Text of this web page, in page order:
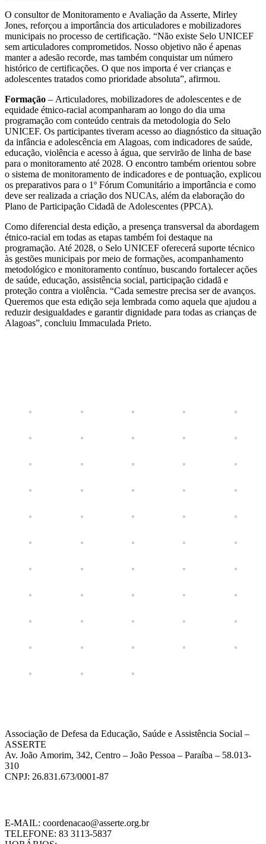
O consultor de Monitoramento e Avaliação da Asserte, Mirley
Jones, reforçou a importância dos articuladores e mobilizadores
municipais no processo de certificação. “Não existe Selo UNICEF
sem articuladores comprometidos. Nosso objetivo não é apenas
manter a adesão recorde, mas também conquistar um número
histórico de certificações. O que nos importa é ver crianças e
adolescentes tratados como prioridade absoluta”, afirmou.
Formação – Articuladores, mobilizadores de adolescentes e de
equidade étnico-racial acompanharam ao longo do dia uma
programação com conteúdo centrais da metodologia do Selo
UNICEF. Os participantes tiveram acesso ao diagnóstico da situação
da infância e adolescência em Alagoas, com indicadores de saúde,
educação, violência e acesso à água, que servirão de linha de base
para o monitoramento até 2028. O encontro também orientou sobre
o sistema de monitoramento de indicadores e de pontuação, explicou
os preparativos para o 1º Fórum Comunitário a importância e como
deve ser realizada a criação dos NUCAs, além da elaboração do
Plano de Participação Cidadã de Adolescentes (PPCA).
Como diferencial desta edição, a presença transversal da abordagem
étnico-racial em todas as etapas também foi destaque na
programação. Até 2028, o Selo UNICEF oferecerá suporte técnico
às gestões municipais por meio de formações, acompanhamento
metodológico e monitoramento contínuo, buscando fortalecer ações
de saúde, educação, assistência social, participação cidadã e
proteção contra a violência. “Cada semestre precisa ser de avanços.
Queremos que esta edição seja lembrada como aquela que ajudou a
reduzir desigualdades e garantir dignidade para todas as crianças de
Alagoas”, concluiu Immaculada Prieto.
Associação de Defesa da Educação, Saúde e Assistência Social –
ASSERTE
Av. João Amorim, 342, Centro – João Pessoa – Paraíba – 58.013-
310
CNPJ: 26.831.673/0001-87
E-MAIL: coordenacao@asserte.org.br
TELEFONE: 83 3113-5837